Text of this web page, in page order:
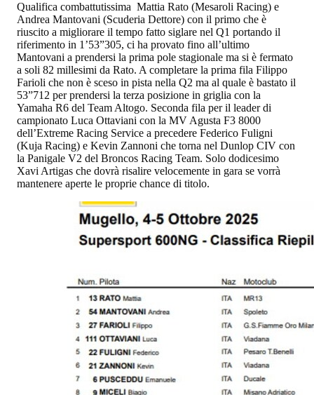
Qualifica combattutissima Mattia Rato (Mesaroli Racing) e
Andrea Mantovani (Scuderia Dettore) con il primo che è
riuscito a migliorare il tempo fatto siglare nel Q1 portando il
riferimento in 1’53”305, ci ha provato fino all’ultimo
Mantovani a prendersi la prima pole stagionale ma si è fermato
a soli 82 millesimi da Rato. A completare la prima fila Filippo
Farioli che non è sceso in pista nella Q2 ma al quale è bastato il
53”712 per prendersi la terza posizione in griglia con la
Yamaha R6 del Team Altogo. Seconda fila per il leader di
campionato Luca Ottaviani con la MV Agusta F3 8000
dell’Extreme Racing Service a precedere Federico Fuligni
(Kuja Racing) e Kevin Zannoni che torna nel Dunlop CIV con
la Panigale V2 del Broncos Racing Team. Solo dodicesimo
Xavi Artigas che dovrà risalire velocemente in gara se vorrà
mantenere aperte le proprie chance di titolo.